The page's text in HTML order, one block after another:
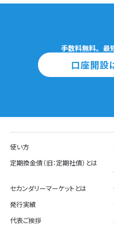
手数料無料。最
口座開設
使い方
定期換金債（旧：定期社債）とは
セカンダリーマーケットとは
発行実績
代表ご挨拶